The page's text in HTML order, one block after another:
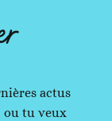
actus
ou tu veux